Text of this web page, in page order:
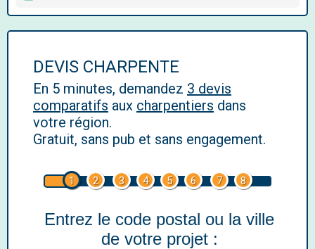
DEVIS CHARPENTE
En 5 minutes, demandez 3 devis
comparatifs aux charpentiers dans
votre région.
Gratuit, sans pub et sans engagement.
1 2 3 4 5 6 7 8
Entrez le code postal ou la ville
de votre projet :